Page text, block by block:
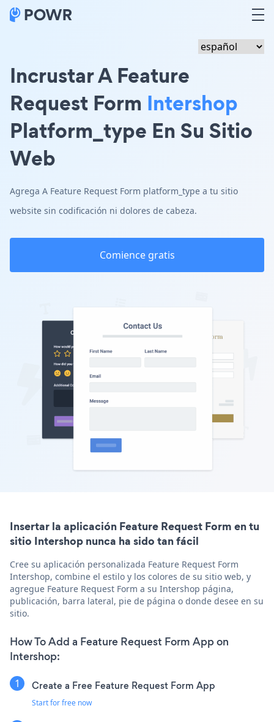
Incrustar A Feature
Request Form Intershop
Platform_type En Su Sitio
Web
Agrega A Feature Request Form platform_type a tu sitio
website sin codificación ni dolores de cabeza.
Comience gratis
Insertar la aplicación Feature Request Form en tu
sitio Intershop nunca ha sido tan fácil
Cree su aplicación personalizada Feature Request Form
Intershop, combine el estilo y los colores de su sitio web, y
agregue Feature Request Form a su Intershop página,
publicación, barra lateral, pie de página o donde desee en su
sitio.
How To Add a Feature Request Form App on
Intershop:
Create a Free Feature Request Form App
Start for free now